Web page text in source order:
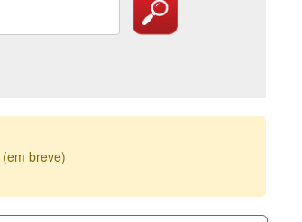
(em breve)